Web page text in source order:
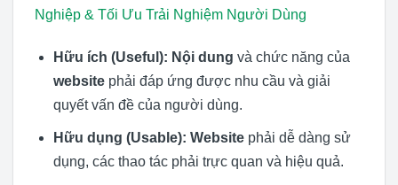
Nghiệp & Tối Ưu Trải Nghiệm Người Dùng
Hữu ích (Useful): Nội dung và chức năng của
websitephải đáp ứng được nhu cầu và giải
quyết vấn đề của người dùng.
Hữu dụng (Usable): Websitephải dễ dàng sử
dụng, các thao tác phải trực quan và hiệu quả.